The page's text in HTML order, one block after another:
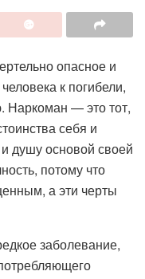
опасное и
к погибели,
Наркоман — это тот,
себя и
душу основой своей
потому что
а эти черты
заболевание,